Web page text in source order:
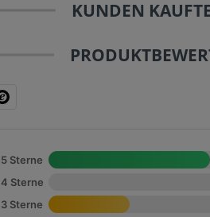
KUNDEN
5 Sterne
4 Sterne
3 Sterne